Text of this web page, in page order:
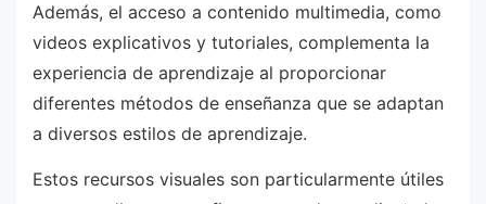
Además, el acceso a contenido multimedia, como
videos explicativos y tutoriales, complementa la
experiencia de aprendizaje al proporcionar
diferentes métodos de enseñanza que se adaptan
a diversos estilos de aprendizaje.
Estos recursos visuales son particularmente útiles